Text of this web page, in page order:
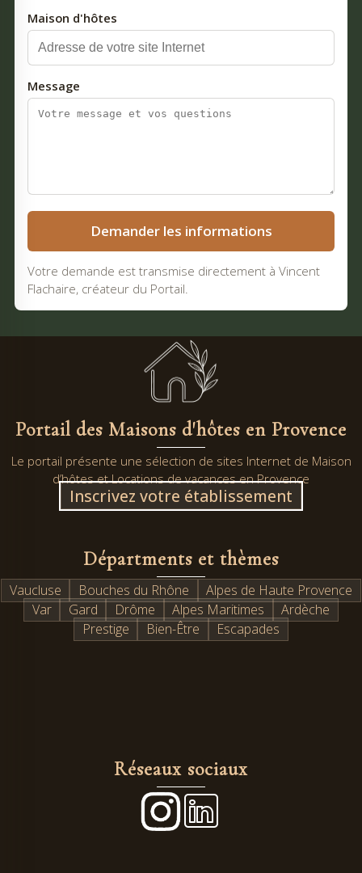
Maison d'hôtes
Message
Demander les informations
Votre demande est transmise directement à Vincent
Flachaire, créateur du Portail.
Portail des Maisons d'hôtes en Provence
Le portail présente une sélection de sites Internet de Maison
d’hôtes et Locations de vacances en Provence
Inscrivez votre établissement
Départments et thèmes
Vaucluse Bouches du Rhône
Alpes de Haute Provence
Var
Gard Drôme Alpes Maritimes
Ardèche
Prestige
Bien-Être Escapades
Réseaux sociaux